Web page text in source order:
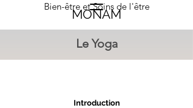
MONAM
Bien-être et Soins de l'être
Le Yoga
Introduction